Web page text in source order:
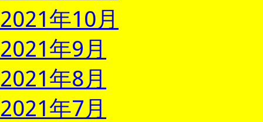
2021年10月
2021年9月
2021年8月
2021年7月